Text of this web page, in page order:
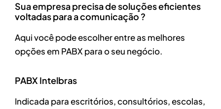
Sua empresa precisa de soluções eficientes
voltadas para a comunicação ?
Aqui você pode escolher entre as melhores
opções em PABX para o seu negócio.
PABX Intelbras
Indicada para escritórios, consultórios, escolas,